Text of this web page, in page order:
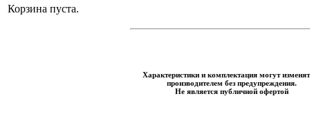
Корзина пуста.
Характеристики и комплектация могут
производителем без предупреждения.
Не является публичной офертой